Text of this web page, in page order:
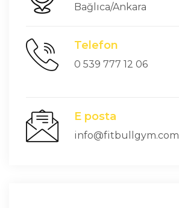
Bağlıca/Ankara
Telefon
0 539 777 12 06
E posta
info@fitbullgym.com